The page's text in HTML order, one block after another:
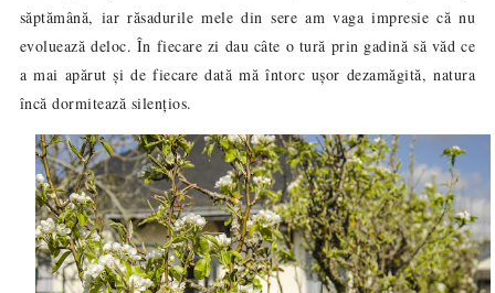
săptămână, iar răsadurile mele din sere am vaga impresie că nu
evoluează deloc. În fiecare zi dau câte o tură prin gadină să văd ce
a mai apărut și de fiecare dată mă întorc ușor dezamăgită, natura
încă dormitează silențios.